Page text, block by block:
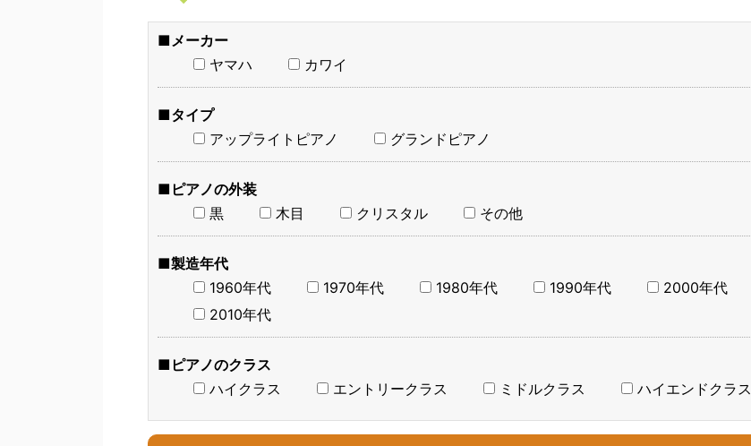
■メーカー
ヤマハ
カワイ
■タイプ
アップライトピアノ
グランドピアノ
■ピアノの外装
黒
木目 クリスタル その他
■製造年代
1960年代
1970年代 1980年代 1990年代
2000年代
2010年代
■ピアノのクラス
ハイクラス
エントリークラス ミドルクラス ハイエンドクラス